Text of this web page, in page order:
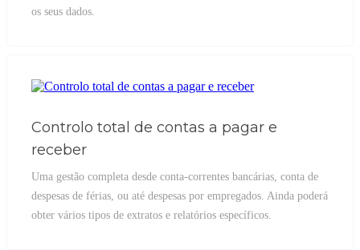
os seus dados.
Controlo total de contas a pagar e
receber
Uma gestão completa desde conta-correntes bancárias, conta de
despesas de férias, ou até despesas por empregados. Ainda poderá
obter vários tipos de extratos e relatórios específicos.